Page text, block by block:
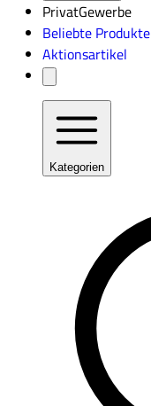
PrivatGewerbe
Beliebte Produkte
Aktionsartikel
Kategorien